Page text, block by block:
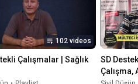
102 videos
Çalışmalar | Sağlık
SD
Çalışma,